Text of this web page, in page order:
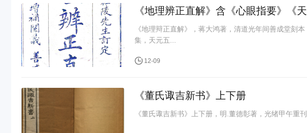
《地理辨正直解》含《心眼指要》《
《地理辩正直解》，蒋大鸿著，清道光年间善成堂刻
集，天元五...
12-09
《董氏诹吉新书》上下册